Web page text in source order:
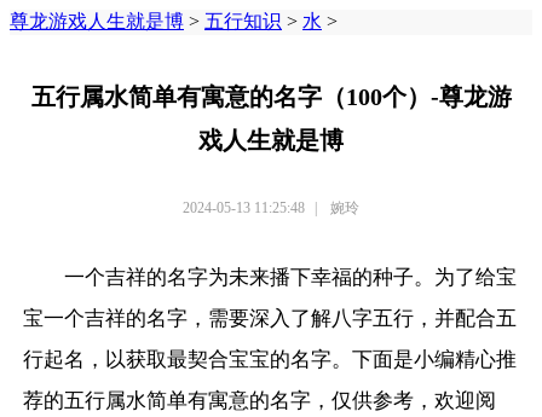
尊龙游戏人生就是博 > 五行知识 > 水 >
五行属水简单有寓意的名字（100个）-尊龙游
戏人生就是博
2024-05-13 11:25:48 | 婉玲
一个吉祥的名字为未来播下幸福的种子。为了给宝
宝一个吉祥的名字，需要深入了解八字五行，并配合五
行起名，以获取最契合宝宝的名字。下面是小编精心推
荐的五行属水简单有寓意的名字，仅供参考，欢迎阅